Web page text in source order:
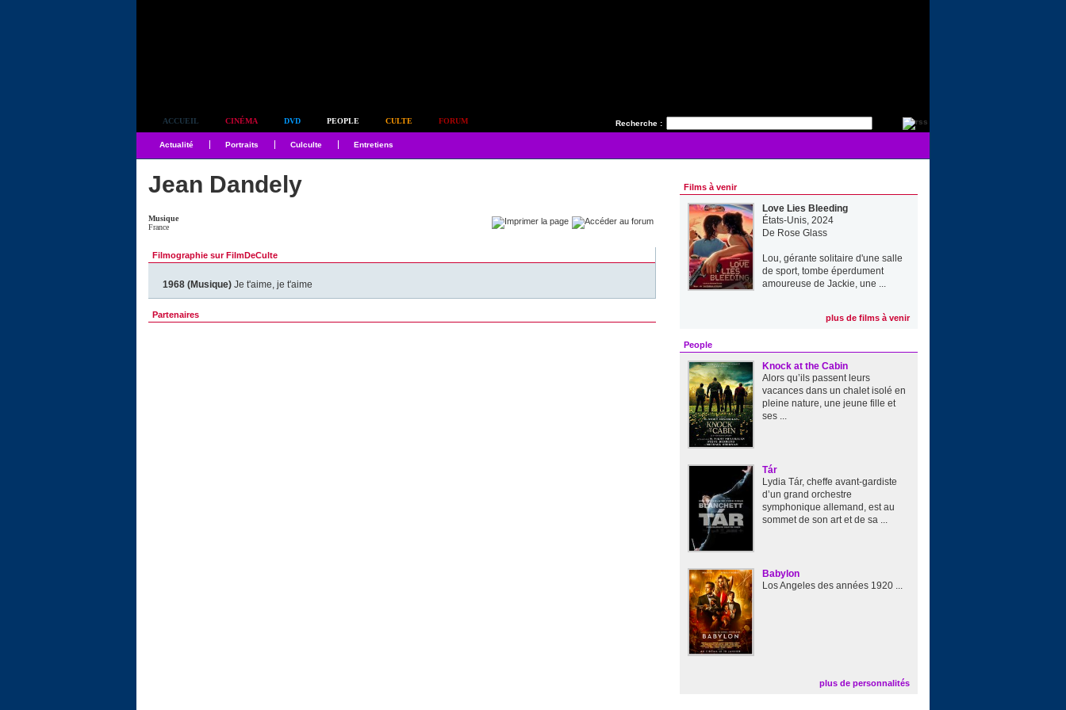
Recherche :
ACCUEIL CINÉMA DVD PEOPLE CULTE FORUM
Actualité Portraits Culculte Entretiens
Jean Dandely
Musique
France
Filmographie sur FilmDeCulte
1968 (Musique) Je t'aime, je t'aime
Partenaires
Films à venir
Love Lies Bleeding
États-Unis, 2024
De Rose Glass
Lou, gérante solitaire d'une salle
de sport, tombe éperdument
amoureuse de Jackie, une ...
plus de films à venir
People
Knock at the Cabin
Alors qu’ils passent leurs
vacances dans un chalet isolé en
pleine nature, une jeune fille et
ses ...
Tár
Lydia Tár, cheffe avant-gardiste
d’un grand orchestre
symphonique allemand, est au
sommet de son art et de sa ...
Babylon
Los Angeles des années 1920 ...
plus de personnalités